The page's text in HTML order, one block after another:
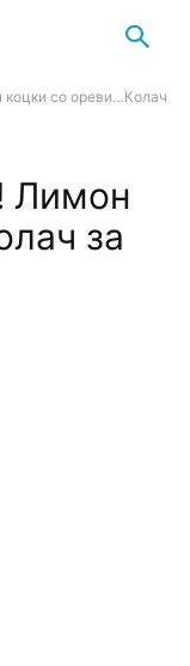
со ореви…Колач
Лимон
за